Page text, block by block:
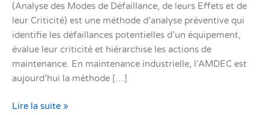
(Analyse des Modes de Défaillance, de leurs Effets et de
leur Criticité) est une méthode d’analyse préventive qui
identifie les défaillances potentielles d’un équipement,
évalue leur criticité et hiérarchise les actions de
maintenance. En maintenance industrielle, l’AMDEC est
aujourd’hui la méthode […]
Lire la suite »